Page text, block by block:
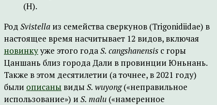
(H).
Род Svistella из семейства сверкунов (Trigonidiidae) в
настоящее время насчитывает 12 видов, включая
новинкууже этого годаS. cangshanensis с горы
Цаншань близ города Дали в провинции Юньнань.
Также в этом десятилетии (а точнее, в 2021 году)
были описаны виды S. wuyong(«неправильное
использование») и S. malu («намеренное